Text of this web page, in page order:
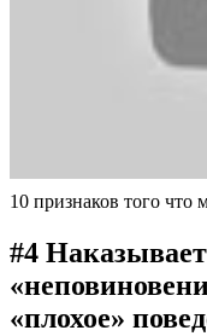
10 признаков того что
#4 Наказывает
«плохое»